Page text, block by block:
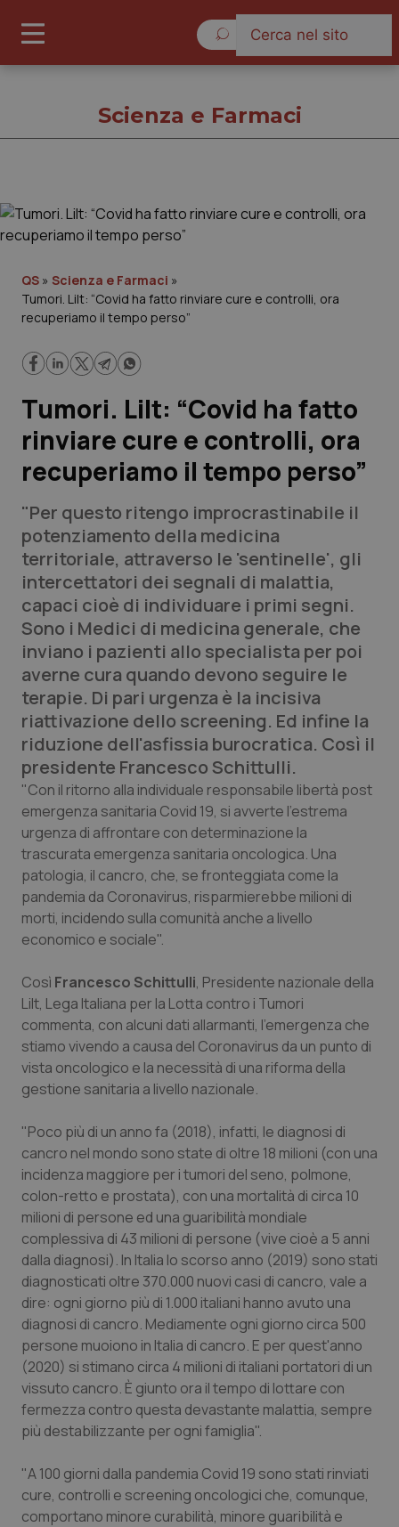
Governo e Parlamento
Regioni e Asl
Lavoro e Professioni
Scienza e Farmaci
Studi e Analisi
Lettere al direttore
Edizioni Regionali
QS Pro
Professionisti Sanitari.AI
Abruzzo
Basilicata
Calabria
Campania
Emilia-Romagna
Friuli Venezia Giulia
Lazio
Liguria
Lombardia
Marche
Molise
Piemonte
Provincia Autonoma di Bolzano
Provincia Autonoma di Trento
Puglia
Sardegna
Toscana
QS Pro Gold
Artrite & artrosi
Asma & BPCO
Car-T
Colesterolo & coronaropatie
Dermatite Atopica
Diabete & glucometri
Disturbi dell’umore
Dolore
Donna & Salute
Epatiti
HIV
Infezioni & Febbre
Ipertensione & Scompenso
Malattie rare
Malattia di Crohn & Rettocolite Ulcerosa
Obesità
QS Club Newsletter
Scienza e Farmaci
QS » Scienza e Farmaci »
Tumori. Lilt: “Covid ha fatto rinviare cure e controlli, ora
recuperiamo il tempo perso”
Tumori. Lilt: “Covid ha fatto
rinviare cure e controlli, ora
recuperiamo il tempo perso”
"Per questo ritengo improcrastinabile il
potenziamento della medicina
territoriale, attraverso le 'sentinelle', gli
intercettatori dei segnali di malattia,
capaci cioè di individuare i primi segni.
Sono i Medici di medicina generale, che
inviano i pazienti allo specialista per poi
averne cura quando devono seguire le
terapie. Di pari urgenza è la incisiva
riattivazione dello screening. Ed infine la
riduzione dell'asfissia burocratica. Così il
presidente Francesco Schittulli.
"Con il ritorno alla individuale responsabile libertà post
emergenza sanitaria Covid 19, si avverte l'estrema
urgenza di affrontare con determinazione la
trascurata emergenza sanitaria oncologica. Una
patologia, il cancro, che, se fronteggiata come la
pandemia da Coronavirus, risparmierebbe milioni di
morti, incidendo sulla comunità anche a livello
economico e sociale".
Così Francesco Schittulli, Presidente nazionale della
Lilt, Lega Italiana per la Lotta contro i Tumori
commenta, con alcuni dati allarmanti, l'emergenza che
stiamo vivendo a causa del Coronavirus da un punto di
vista oncologico e la necessità di una riforma della
gestione sanitaria a livello nazionale.
"Poco più di un anno fa (2018), infatti, le diagnosi di
cancro nel mondo sono state di oltre 18 milioni (con una
incidenza maggiore per i tumori del seno, polmone,
colon-retto e prostata), con una mortalità di circa 10
milioni di persone ed una guaribilità mondiale
complessiva di 43 milioni di persone (vive cioè a 5 anni
dalla diagnosi). In Italia lo scorso anno (2019) sono stati
diagnosticati oltre 370.000 nuovi casi di cancro, vale a
dire: ogni giorno più di 1.000 italiani hanno avuto una
diagnosi di cancro. Mediamente ogni giorno circa 500
persone muoiono in Italia di cancro. E per quest'anno
(2020) si stimano circa 4 milioni di italiani portatori di un
vissuto cancro. È giunto ora il tempo di lottare con
fermezza contro questa devastante malattia, sempre
più destabilizzante per ogni famiglia".
"A 100 giorni dalla pandemia Covid 19 sono stati rinviati
cure, controlli e screening oncologici che, comunque,
comportano minore curabilità, minore guaribilità e